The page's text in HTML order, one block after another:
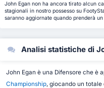
John Egan non ha ancora tirato alcun
stagionali in nostro possesso su
saranno aggiornate quando prenderà
Analisi statistiche di
John Egan è una Difensore che è
Championship, giocando un totale